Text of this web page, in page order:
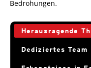
Bedrohungen.
Herausragende
Dediziertes Team